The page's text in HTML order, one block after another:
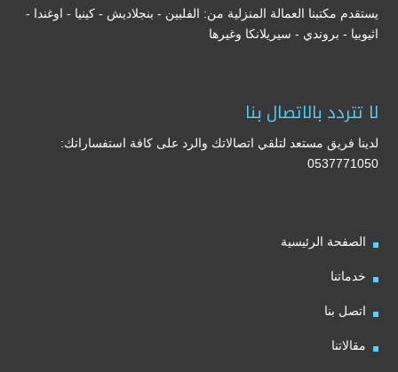
يستقدم مكتبنا العمالة المنزلية من: الفلبين - بنجلاديش - كينيا - اوغندا -
اثيوبيا - بروندي - سيريلانكا وغيرها
لا تتردد بالاتصال بنا
لدينا فريق مستعد لتلقي اتصالاتك والرد على كافة استفساراتك:
0537771050
الصفحة الرئيسية
خدماتنا
اتصل بنا
مقالاتنا